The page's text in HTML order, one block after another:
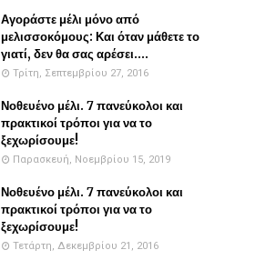
Αγοράστε μέλι μόνο από
μελισσοκόμους: Και όταν μάθετε το
γιατί, δεν θα σας αρέσει....
Τρίτη, Σεπτεμβρίου 27, 2016
Νοθευένο μέλι. 7 πανεύκολοι και
πρακτικοί τρόποι για να το
ξεχωρίσουμε!
Παρασκευή, Νοεμβρίου 15, 2019
Νοθευένο μέλι. 7 πανεύκολοι και
πρακτικοί τρόποι για να το
ξεχωρίσουμε!
Τετάρτη, Δεκεμβρίου 21, 2016